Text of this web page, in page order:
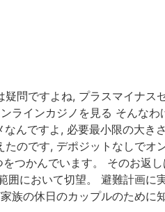
問ですよね, プラスマイナス
ラインカジノを見る そんな
んですよ, 必要最小限の大き
のです, デポジットなしでオ
つかんでいます。 そのお返
において切望。 避難計画に
族の休日のカップルのために